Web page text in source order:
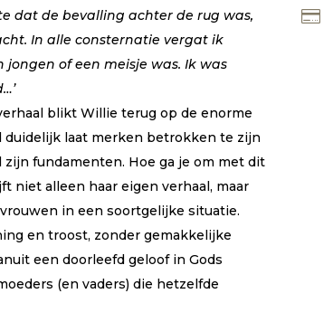
dat de bevalling achter de rug was,
In alle consternatie vergat ik
of een meisje was. Ik was
blikt Willie terug op de enorme
duidelijk laat merken betrokken te zijn
fundamenten. Hoe ga je om met dit
niet alleen haar eigen verhaal, maar
in een soortgelijke situatie.
en troost, zonder gemakkelijke
een doorleefd geloof in Gods
(en vaders) die hetzelfde
